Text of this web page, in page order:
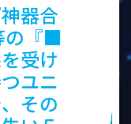
器合
の『■
受け
ユニ
その